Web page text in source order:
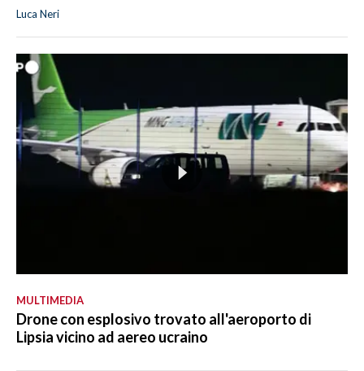
Luca Neri
MULTIMEDIA
Drone con esplosivo trovato all'aeroporto di
Lipsia vicino ad aereo ucraino